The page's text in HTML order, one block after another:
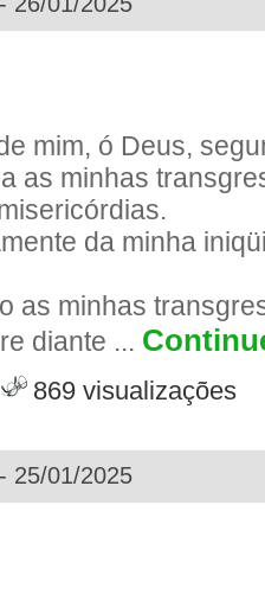
mim, ó Deus,
as minhas
da minha
as minhas
diante ...
869 visualizações
25/01/2025